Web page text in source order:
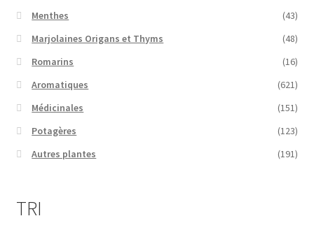
Menthes
(43)
Marjolaines Origans et Thyms
(48)
Romarins
(16)
Aromatiques
(621)
Médicinales
(151)
Potagères
(123)
Autres plantes
(191)
TRI